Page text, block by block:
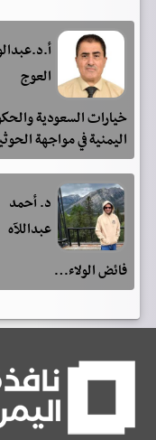
العوج
خيارات السعودية
اليمنية في مواجهة
د. أحمد
عبداللآه
فائض الولاء…